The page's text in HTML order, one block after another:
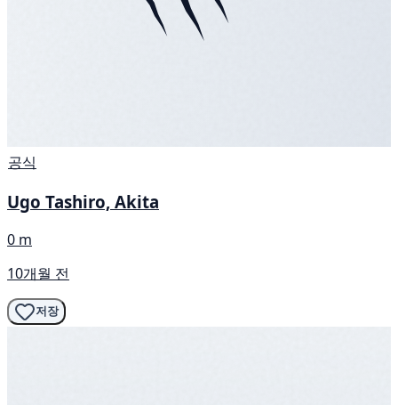
공식
Ugo Tashiro, Akita
0 m
10개월 전
저장